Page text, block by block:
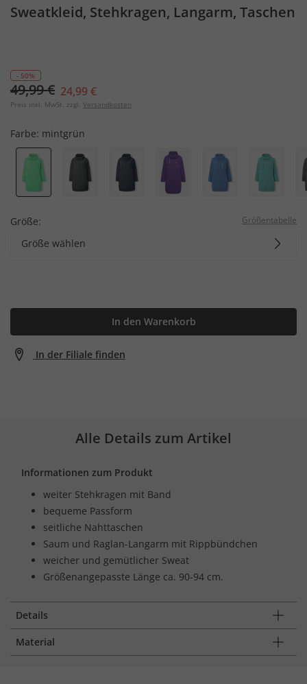
Sweatkleid, Stehkragen, Langarm, Taschen
- 50%
49,99 € 24,99 €
Preis inkl. MwSt. zzgl. Versandkosten
Farbe: mintgrün
Größe: Größentabelle
Größe wählen
In den Warenkorb
In der Filiale finden
Alle Details zum Artikel
Informationen zum Produkt
weiter Stehkragen mit Band
bequeme Passform
seitliche Nahttaschen
Saum und Raglan-Langarm mit Rippbündchen
weicher und gemütlicher Sweat
Größenangepasste Länge ca. 90-94 cm.
Details
Material